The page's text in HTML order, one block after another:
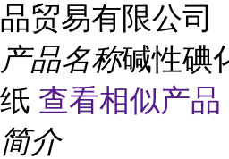
品贸易有限公司
产品名称碱性碘
纸 查看相似产
简介